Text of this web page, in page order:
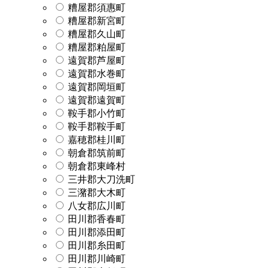
糟屋郡須惠町
糟屋郡新宮町
糟屋郡久山町
糟屋郡粕屋町
遠賀郡芦屋町
遠賀郡水巻町
遠賀郡岡垣町
遠賀郡遠賀町
鞍手郡小竹町
鞍手郡鞍手町
嘉穂郡桂川町
朝倉郡筑前町
朝倉郡東峰村
三井郡大刀洗町
三潴郡大木町
八女郡広川町
田川郡香春町
田川郡添田町
田川郡糸田町
田川郡川崎町